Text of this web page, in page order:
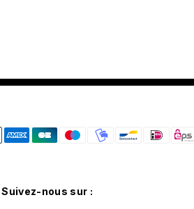
nous sur :